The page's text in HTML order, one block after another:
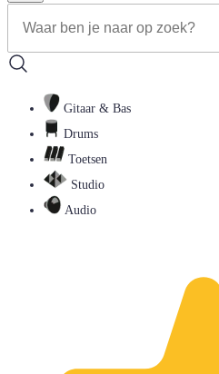
Gitaar & Bas
Drums
Toetsen
Studio
Audio